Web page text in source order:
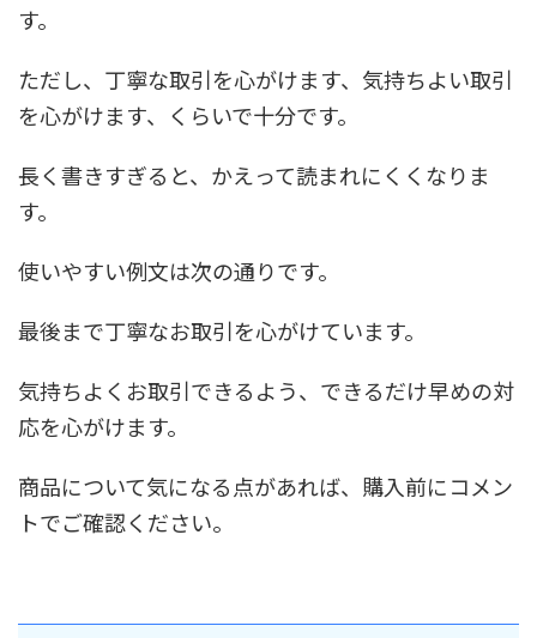
す。
ただし、丁寧な取引を心がけます、気持ちよい取引
を心がけます、くらいで十分です。
長く書きすぎると、かえって読まれにくくなりま
す。
使いやすい例文は次の通りです。
最後まで丁寧なお取引を心がけています。
気持ちよくお取引できるよう、できるだけ早めの対
応を心がけます。
商品について気になる点があれば、購入前にコメン
トでご確認ください。